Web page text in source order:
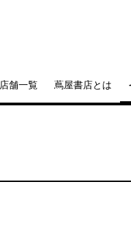
店舗一覧 蔦屋書店とは